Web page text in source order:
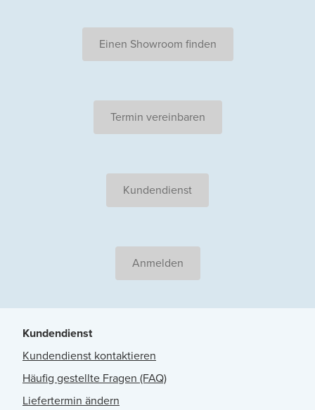
Einen Showroom finden
Termin vereinbaren
Kundendienst
Anmelden
Kundendienst
Kundendienst kontaktieren
Häufig gestellte Fragen (FAQ)
Liefertermin ändern